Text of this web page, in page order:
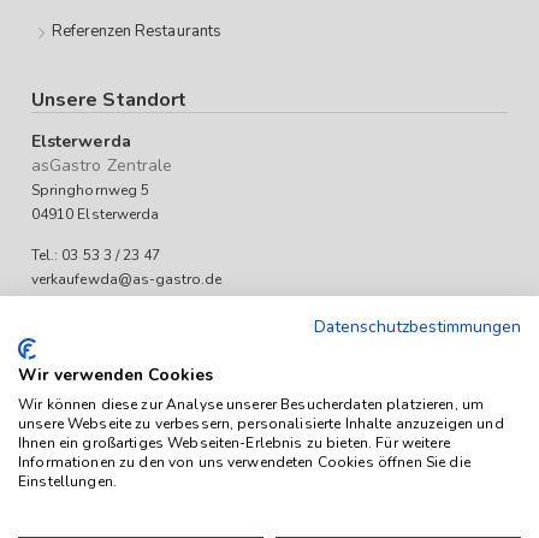
Referenzen Restaurants
Unsere Standort
Elsterwerda
asGastro Zentrale
Springhornweg 5
04910 Elsterwerda
Tel.: 03 53 3 / 23 47
verkaufewda@as-gastro.de
Mo-Fr 09:00 bis 17:00 Uhr
Das Angebot von as-Gastro richtet sich ausschließlich an
Datenschutzbestimmungen
Wir verwenden Cookies
Wir können diese zur Analyse unserer Besucherdaten platzieren, um
unsere Webseite zu verbessern, personalisierte Inhalte anzuzeigen und
Ihnen ein großartiges Webseiten-Erlebnis zu bieten. Für weitere
Informationen zu den von uns verwendeten Cookies öffnen Sie die
Einstellungen.